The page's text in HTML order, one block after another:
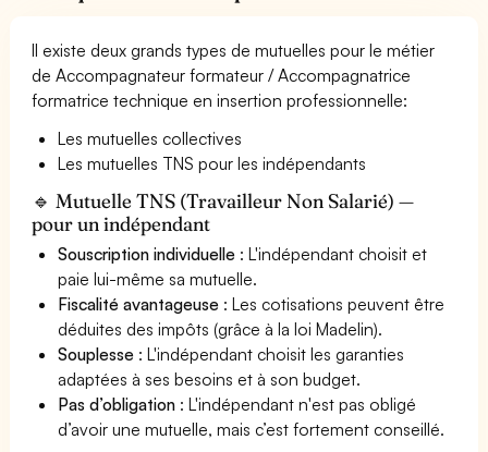
Il existe deux grands types de mutuelles pour le métier
de Accompagnateur formateur / Accompagnatrice
formatrice technique en insertion professionnelle:
Les mutuelles collectives
Les mutuelles TNS pour les indépendants
🔹 Mutuelle TNS (Travailleur Non Salarié) —
pour un indépendant
Souscription individuelle : L'indépendant choisit et
paie lui-même sa mutuelle.
Fiscalité avantageuse : Les cotisations peuvent être
déduites des impôts (grâce à la loi Madelin).
Souplesse : L'indépendant choisit les garanties
adaptées à ses besoins et à son budget.
Pas d’obligation : L'indépendant n'est pas obligé
d’avoir une mutuelle, mais c’est fortement conseillé.